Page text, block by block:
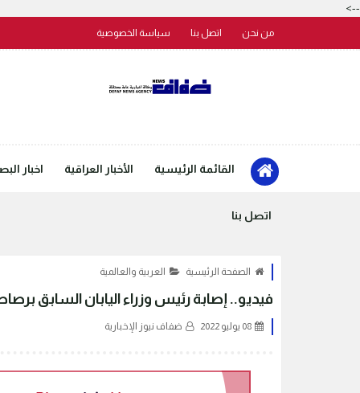
-->
من نحن اتصل بنا سياسة الخصوصية
القائمة الرئيسية الأخبار العراقية اخبار
اتصل بنا
الصفحة الرئيسية العربية والعالمية
فيديو.. إصابة رئيس وزراء اليابان السابق
08 يوليو 2022 ضفاف نيوز الإخبارية